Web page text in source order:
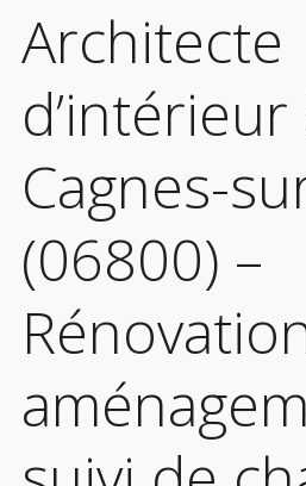
Architecte
d’intérieur
Cagnes-
(06800) –